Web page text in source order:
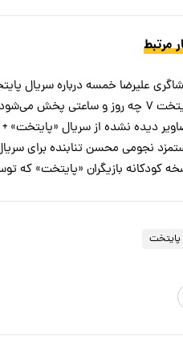
مرتبط
علیرضا خمسه درباره سریال پایتخت ۷ +
و ساعتی پخش می‌شود؟
دیده نشده از سریال «پایتخت» +
نجومی محسن تنابنده برای سریال
کودکانه‌ بازیگران «پایتخت»
پایتخت